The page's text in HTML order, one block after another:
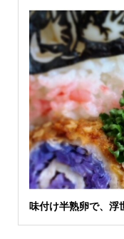
味付け半熟卵で、浮